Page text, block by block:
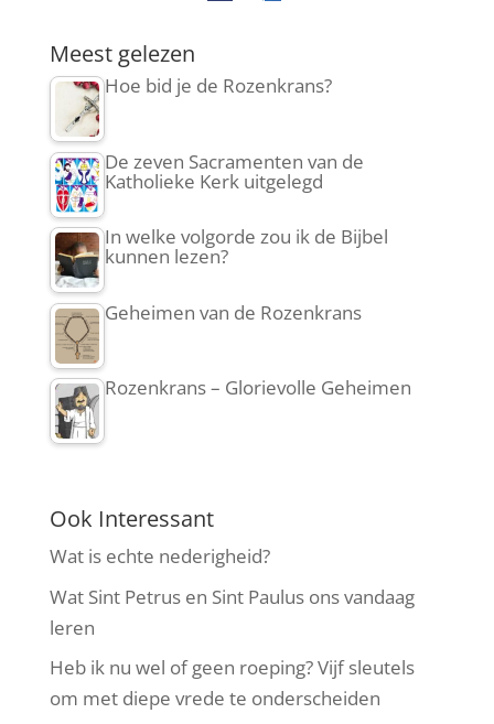
Meest gelezen
Hoe bid je de Rozenkrans?
De zeven Sacramenten van de
Katholieke Kerk uitgelegd
In welke volgorde zou ik de Bijbel
kunnen lezen?
Geheimen van de Rozenkrans
Rozenkrans – Glorievolle Geheimen
Ook Interessant
Wat is echte nederigheid?
Wat Sint Petrus en Sint Paulus ons vandaag
leren
Heb ik nu wel of geen roeping? Vijf sleutels
om met diepe vrede te onderscheiden